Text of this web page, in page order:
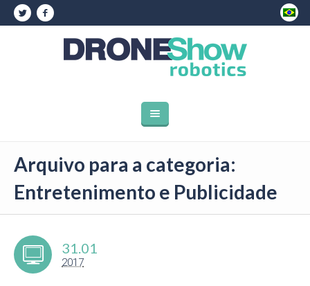
Arquivo para a categoria:
Entretenimento e Publicidade
31.01
2017